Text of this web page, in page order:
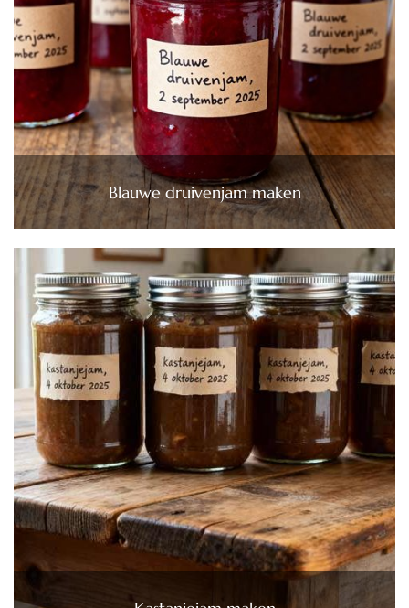
Blauwe druivenjam maken